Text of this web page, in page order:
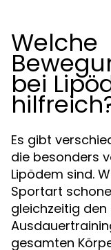
Welche
bei
Es gibt
die besonders
Lipödem sind.
Sportart
gleichzeitig
gesamten